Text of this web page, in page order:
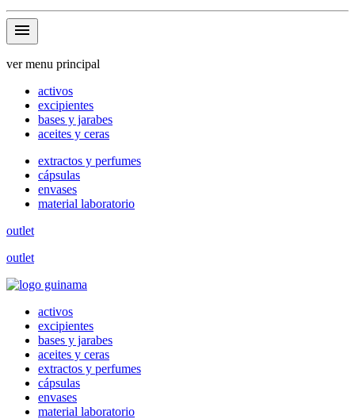
menu
ver menu principal
activos
excipientes
bases y jarabes
aceites y ceras
extractos y perfumes
cápsulas
envases
material laboratorio
outlet
outlet
activos
excipientes
bases y jarabes
aceites y ceras
extractos y perfumes
cápsulas
envases
material laboratorio